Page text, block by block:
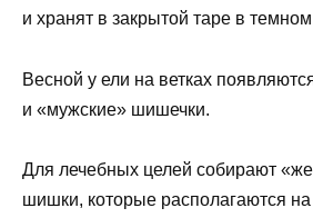
и хранят в закрытой таре в
Весной у ели на ветках
и «мужские» шишечки.
Для лечебных целей собирают
шишки, которые располагаются на